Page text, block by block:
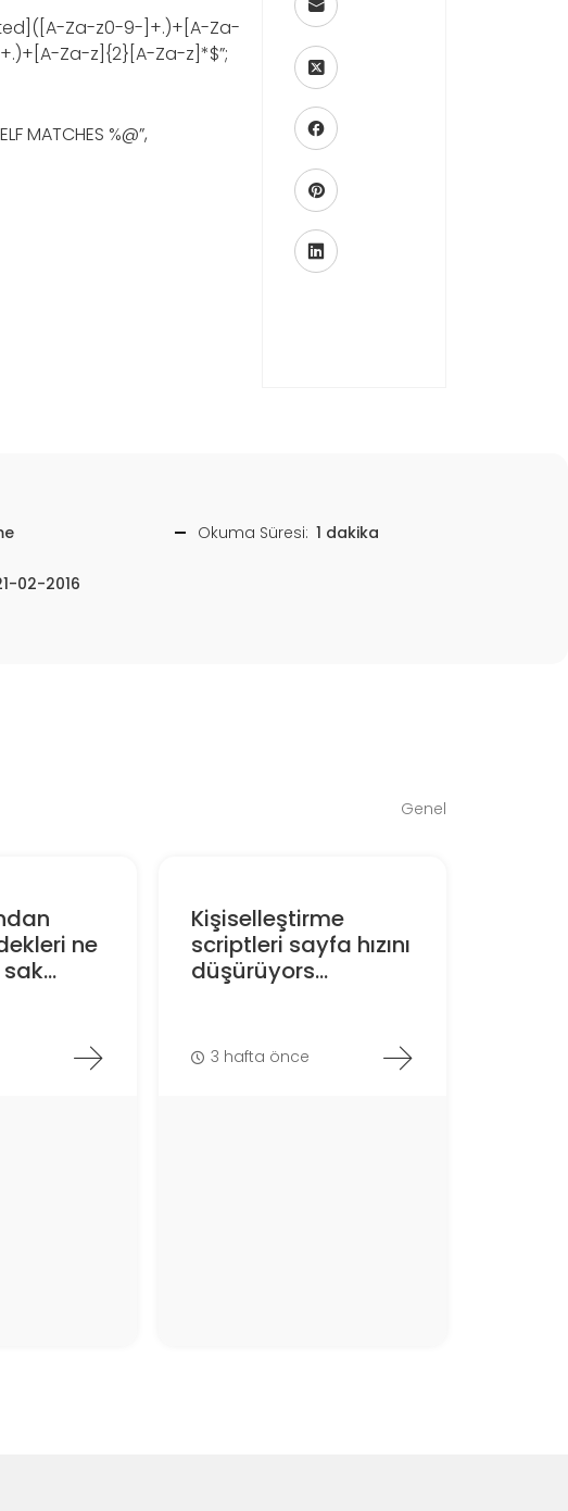
Za-z0-9-]+.)+[A-Za-
Za-z]{2}[A-Za-z]*$”;
MATCHES %@”,
Okuma Süresi: 1 dakika
02-2016
Genel
ne
Kişiselleştirme
scriptleri sayfa hızını
düşürüyors...
3 hafta önce